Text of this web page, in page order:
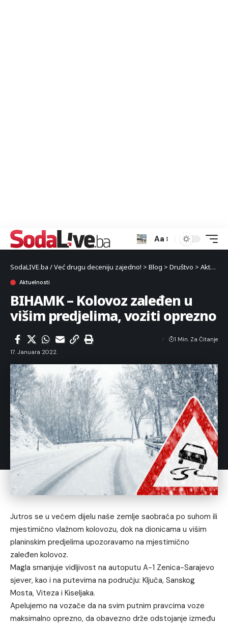
Aa
SodaLIVE.ba / Već drugu deceniju zajedno! > Blog > Društvo > Aktuelnosti
Aktuelnosti
BIHAMK – Kolovoz zaleđen u
višim predjelima, voziti oprezno
17. Januara 2022.
1 Min. Za Čitanje
Jutros se u većem dijelu naše zemlje saobraća po suhom ili
mjestimično vlažnom kolovozu, dok na dionicama u višim
planinskim predjelima upozoravamo na mjestimično
zaleđen kolovoz.
Magla smanjuje vidljivost na autoputu A-1 Zenica-Sarajevo
sjever, kao i na putevima na području: Ključa, Sanskog
Mosta, Viteza i Kiseljaka.
Apelujemo na vozače da na svim putnim pravcima voze
maksimalno oprezno, da obavezno drže odstojanje između